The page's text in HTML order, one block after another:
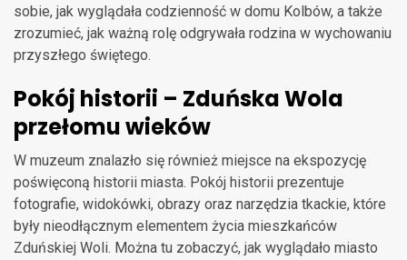
sobie, jak wyglądała codzienność w domu Kolbów, a także
zrozumieć, jak ważną rolę odgrywała rodzina w wychowaniu
przyszłego świętego.
Pokój historii – Zduńska Wola
przełomu wieków
W muzeum znalazło się również miejsce na ekspozycję
poświęconą historii miasta. Pokój historii prezentuje
fotografie, widokówki, obrazy oraz narzędzia tkackie, które
były nieodłącznym elementem życia mieszkańców
Zduńskiej Woli. Można tu zobaczyć, jak wyglądało miasto